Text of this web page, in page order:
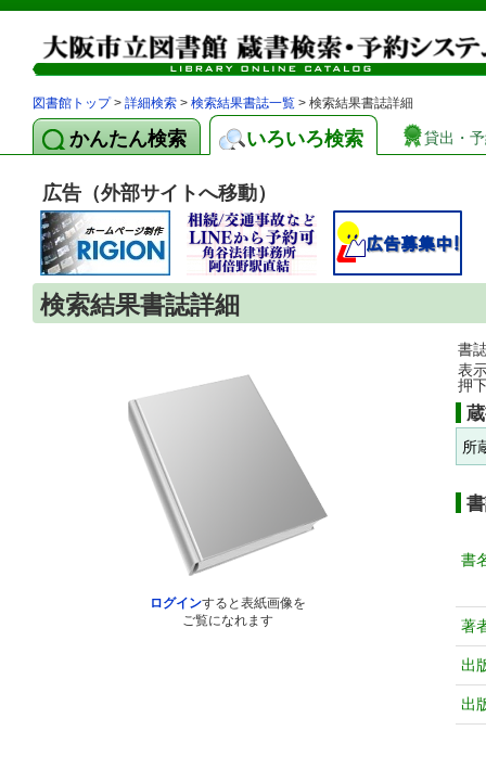
図書館トップ> 詳細検索 > 検索結果書誌一覧 > 検索結果書誌詳細
かんたん検索 いろいろ検索 貸出・
広告（外部サイトへ移動）
検索結果書誌詳細
ログインすると表紙画像を
ご覧になれます
書
表
押
所
書
著
出
出